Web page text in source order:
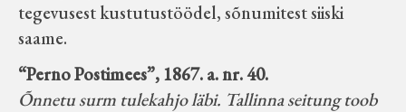
tegevusest kustutustöödel, sõnumitest siiski
saame.
“Perno Postimees”, 1867. a. nr. 40.
Õnnetu surm tulekahjo läbi. Tallinna seitung toob